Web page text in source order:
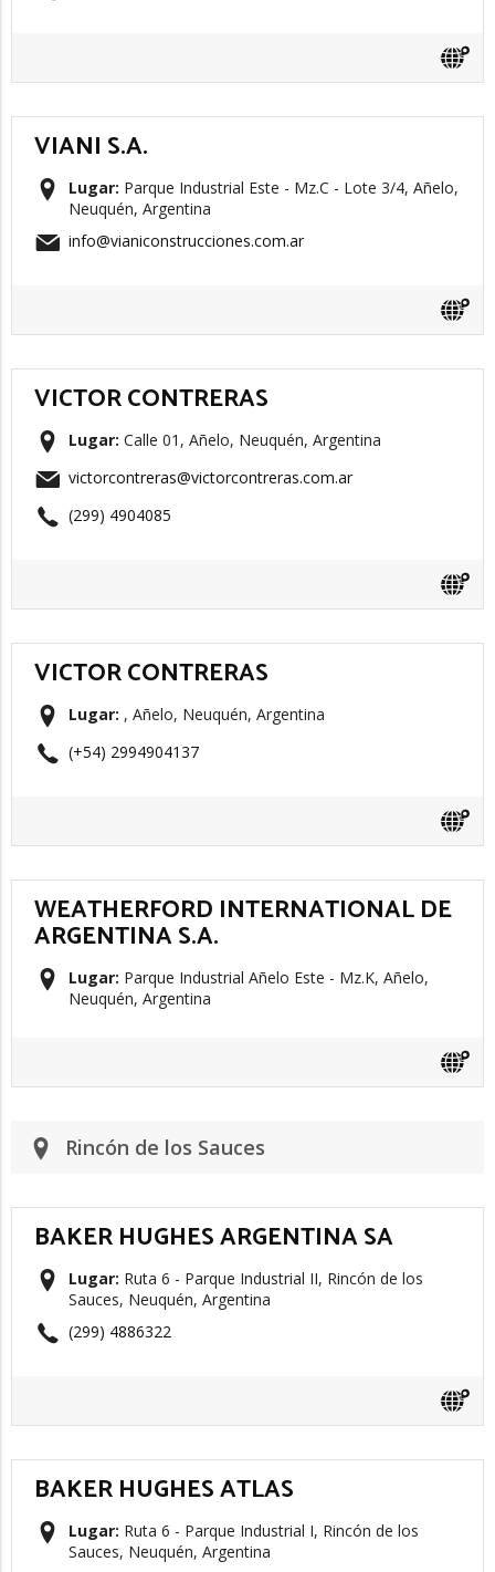
VIANI S.A.
Lugar: Parque Industrial Este - Mz.C - Lote 3/4, Añelo,
Neuquén, Argentina
info@vianiconstrucciones.com.ar
VICTOR CONTRERAS
Lugar: Calle 01, Añelo, Neuquén, Argentina
victorcontreras@victorcontreras.com.ar
(299) 4904085
VICTOR CONTRERAS
Lugar: , Añelo, Neuquén, Argentina
(+54) 2994904137
WEATHERFORD INTERNATIONAL DE
ARGENTINA S.A.
Lugar: Parque Industrial Añelo Este - Mz.K, Añelo,
Neuquén, Argentina
Rincón de los Sauces
BAKER HUGHES ARGENTINA SA
Lugar: Ruta 6 - Parque Industrial II, Rincón de los
Sauces, Neuquén, Argentina
(299) 4886322
BAKER HUGHES ATLAS
Lugar: Ruta 6 - Parque Industrial I, Rincón de los
Sauces, Neuquén, Argentina